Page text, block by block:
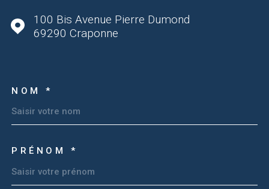
100 Bis Avenue Pierre Dumond
69290
Craponne
NOM *
PRÉNOM *